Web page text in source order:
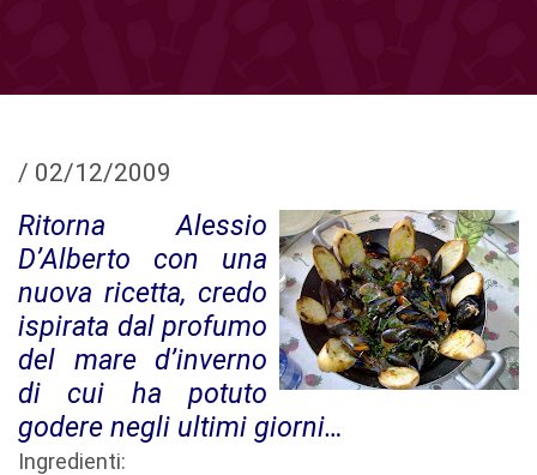
/ 02/12/2009
Ritorna Alessio
D’Alberto con una
nuova ricetta, credo
ispirata dal profumo
del mare d’inverno
di cui ha potuto
godere negli ultimi giorni…
Ingredienti: